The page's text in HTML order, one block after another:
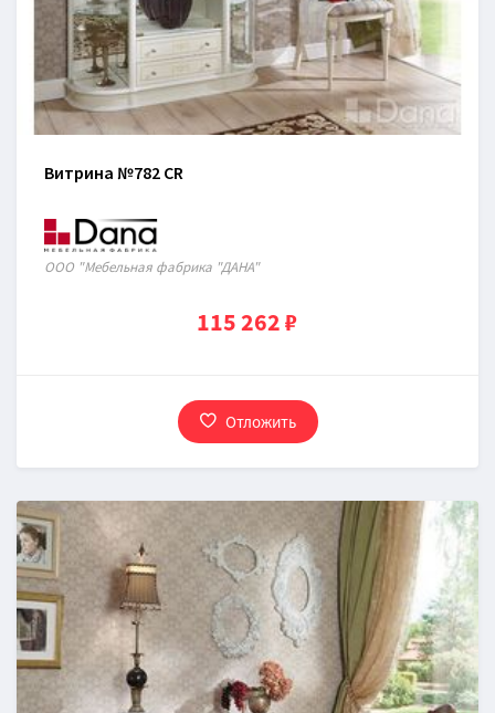
Витрина №782 CR
ООО "Мебельная фабрика "ДАНА"
115 262 ₽
Отложить